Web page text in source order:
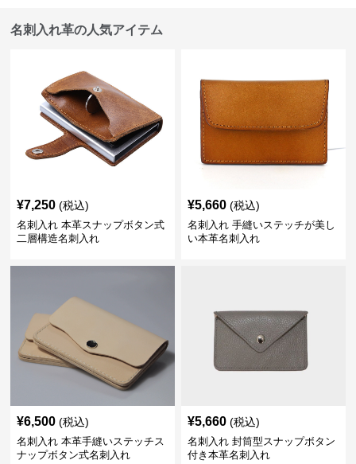
名刺入れ革の人気アイテム
¥7,250 (税込)
名刺入れ 本革スナップボタン式
二層構造名刺入れ
¥5,660 (税込)
名刺入れ 手縫いステッチが美し
い本革名刺入れ
¥6,500 (税込)
名刺入れ 本革手縫いステッチス
ナップボタン式名刺入れ
¥5,660 (税込)
名刺入れ 封筒型スナップボタン
付き本革名刺入れ